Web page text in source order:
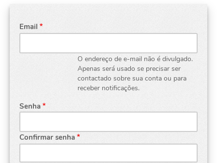
Email
O endereço de e-mail não é divulgado.
Apenas será usado se precisar ser
contactado sobre sua conta ou para
receber notificações.
Senha
Confirmar senha